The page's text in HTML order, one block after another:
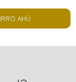
AHÚ